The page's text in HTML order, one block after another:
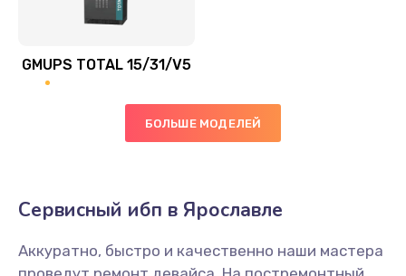
GMUPS TOTAL 15/31/V5
БОЛЬШЕ МОДЕЛЕЙ
Сервисный ибп в Ярославле
Аккуратно, быстро и качественно наши мастера